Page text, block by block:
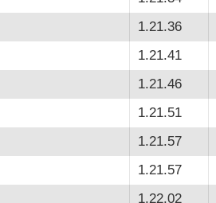
1.21.36
1.21.41
1.21.46
1.21.51
1.21.57
1.21.57
1.22.02